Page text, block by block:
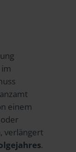
einem
verlängert
.